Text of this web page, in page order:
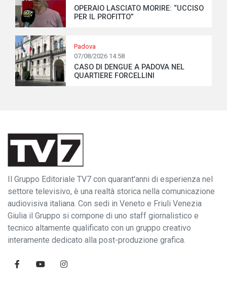
OPERAIO LASCIATO MORIRE: “UCCISO
PER IL PROFITTO”
Padova
07/08/2026 14:58
CASO DI DENGUE A PADOVA NEL
QUARTIERE FORCELLINI
Il Gruppo Editoriale TV7 con quarant'anni di esperienza nel
settore televisivo, è una realtà storica nella comunicazione
audiovisiva italiana. Con sedi in Veneto e Friuli Venezia
Giulia il Gruppo si compone di uno staff giornalistico e
tecnico altamente qualificato con un gruppo creativo
interamente dedicato alla post-produzione grafica.